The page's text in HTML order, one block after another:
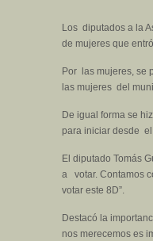
Los diputados a la
de mujeres que
Por las mujeres, se
las mujeres del
De igual forma se
para iniciar desde
El diputado Tomás
a votar. Contamos
votar este 8D”.
Destacó la
nos merecemos es